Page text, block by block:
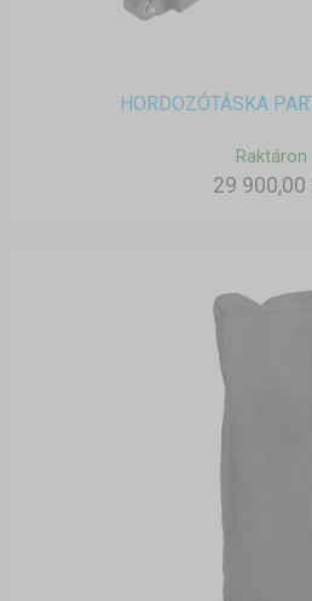
HORDOZÓTÁSKA
Raktáron
29 900,00